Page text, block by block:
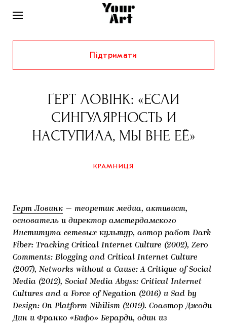
НОВИНИ
ІНТЕРВ’Ю
ХУДОЖНИКИ
КУРАТОРИ
РІДНИЙ КРАЙ
ФЕСТИВАЛІ
КОЛЕКЦІЇ
ГАЛЕРЕЇ
АРТЦЕНТРИ
СТАТТІ
КОНСПЕКТИ
КНИЖКИ І ЖУРНАЛИ
ЗАПАЛЕННЯ
ЯК ПІДТРИМУВАТИ УКРАЇНСЬКЕ МИСТЕЦТВО
МАРІУПОЛЬСЬКІ МАРГІНАЛІЇ
CARPATHIAN CULT ПРО РІЗДВЯНІ СВЯТА
КРАМНИЦЯ
Підтримати
ҐЕРТ ЛОВІНК: «ЕСЛИ
СИНГУЛЯРНОСТЬ И
НАСТУПИЛА, МЫ ВНЕ ЕЁ»
КРАМНИЦЯ
Герт Ловинк — теоретик медиа, активист,
основатель и директор амстердамского
Института сетевых культур, автор работ Dark
Fiber: Tracking Critical Internet Culture (2002), Zero
Comments: Blogging and Critical Internet Culture
(2007), Networks without a Cause: A Critique of Social
Media (2012), Social Media Abyss: Critical Internet
Cultures and a Force of Negation (2016) и Sad by
Design: On Platform Nihilism (2019). Соавтор Джоди
Дин и Франко «Бифо» Берарди, один из